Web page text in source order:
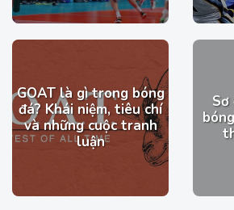
GOAT là gì trong bóng
đá? Khái niệm, tiêu chí
và những cuộc tranh
luận
Sơ